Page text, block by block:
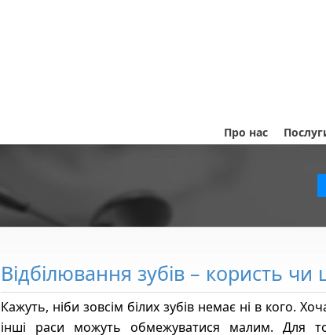
Про нас
Відбілювання зубів – користь чи
Кажуть, ніби зовсім білих зубів немає ні в кого.
інші раси можуть обмежуватися малим. Для